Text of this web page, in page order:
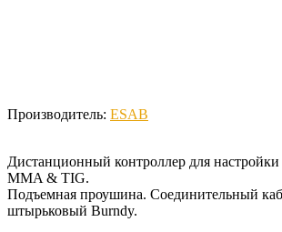
Производитель: ESAB
Дистанционный контроллер для настройки
MMA & TIG.
Подъемная проушина. Соединительный
штырьковый Burndy.